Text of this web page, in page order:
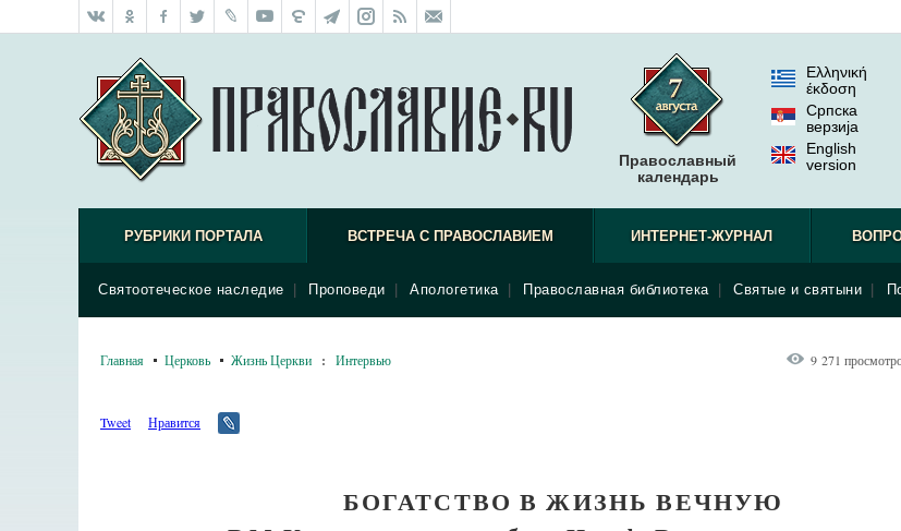
Православный
календарь
Ελληνική
έκδοση
Српска
верзиjа
English
version
РУБРИКИ ПОРТАЛА ВСТРЕЧА С ПРАВОСЛАВИЕМ
Святоотеческое наследие Проповеди Апологетика Православная библиотека Святые и святыни
ИНТЕРНЕТ-ЖУРНАЛ
Главная Церковь Жизнь Церкви : Интервью 9 271
Tweet Нравится
БОГАТСТВО В ЖИЗНЬ ВЕЧНУЮ